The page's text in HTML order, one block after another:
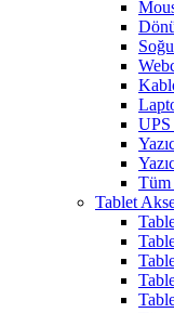
UPS
Tüm
Tablet